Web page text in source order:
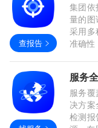
查报告
集团
量的
采用
准确性
服务
服务
决方
检测